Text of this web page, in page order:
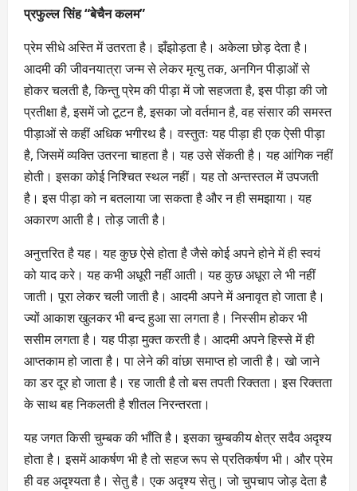
प्रफुल्ल सिंह “बेचैन कलम”
प्रेम सीधे अस्ति में उतरता है। झँझोड़ता है। अकेला छोड़ देता है।
आदमी की जीवनयात्रा जन्म से लेकर मृत्यु तक, अनगिन पीड़ाओं से
होकर चलती है, किन्तु प्रेम की पीड़ा में जो सहजता है, इस पीड़ा की जो
प्रतीक्षा है, इसमें जो टूटन है, इसका जो वर्तमान है, वह संसार की समस्त
पीड़ाओं से कहीं अधिक भगीरथ है। वस्तुतः यह पीड़ा ही एक ऐसी पीड़ा
है, जिसमें व्यक्ति उतरना चाहता है। यह उसे सेंकती है। यह आंगिक नहीं
होती। इसका कोई निश्चित स्थल नहीं। यह तो अन्तस्तल में उपजती
है। इस पीड़ा को न बतलाया जा सकता है और न ही समझाया। यह
अकारण आती है। तोड़ जाती है।
अनुत्तरित है यह। यह कुछ ऐसे होता है जैसे कोई अपने होने में ही स्वयं
को याद करे। यह कभी अधूरी नहीं आती। यह कुछ अधूरा ले भी नहीं
जाती। पूरा लेकर चली जाती है। आदमी अपने में अनावृत हो जाता है।
ज्यों आकाश खुलकर भी बन्द हुआ सा लगता है। निस्सीम होकर भी
ससीम लगता है। यह पीड़ा मुक्त करती है। आदमी अपने हिस्से में ही
आप्तकाम हो जाता है। पा लेने की वांछा समाप्त हो जाती है। खो जाने
का डर दूर हो जाता है। रह जाती है तो बस तपती रिक्तता। इस रिक्तता
के साथ बह निकलती है शीतल निरन्तरता।
यह जगत किसी चुम्बक की भाँति है। इसका चुम्बकीय क्षेत्र सदैव अदृश्य
होता है। इसमें आकर्षण भी है तो सहज रूप से प्रतिकर्षण भी। और प्रेम
ही वह अदृश्यता है। सेतु है। एक अदृश्य सेतु। जो चुपचाप जोड़ देता है